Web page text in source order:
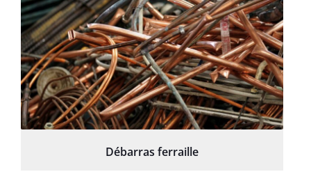
Débarras ferraille